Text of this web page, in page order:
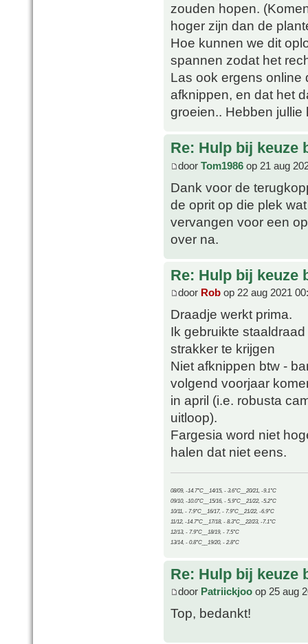
zouden hopen.
hoger zijn dan de
Hoe kunnen we dit
spannen zodat het
Las ook ergens online
afknippen, en dat het
groeien.. Hebben jullie
Re: Hulp bij keuze
door Tom1986 op 21 aug
Dank voor de
de oprit op die plek
vervangen voor een
over na.
Re: Hulp bij keuze
door Rob op 22 aug 2021
Draadje werkt prima.
Ik gebruikte
strakker te krijgen
Niet afknippen btw -
volgend voorjaar
in april (i.e. robusta
uitloop).
Fargesia word niet
halen dat niet eens.
08/09, -14.7°C__14/15, - 3.6°C__20/21, -9.1°C
09/10, -10.0°C__15/16, - 5.9°C__21/22, -5.2°C
10/11, - 7.9°C__16/17, - 7.9°C__21/22, -6.9°C
11/12, -14.7°C__17/18, - 8.3°C__22/23, -7.1°C
12/13, - 7.9°C__18/19, - 7.5°C
13/14, - 0.8°C__19/20, - 2.8°C
Re: Hulp bij keuze
door Patriickjoo op 25 aug
Top, bedankt!